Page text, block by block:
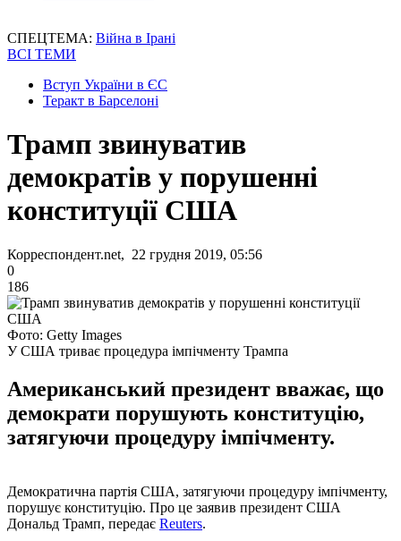
СПЕЦТЕМА: Війна в Ірані
ВСІ ТЕМИ
Вступ України в ЄС
Теракт в Барселоні
Трамп звинуватив
демократів у порушенні
конституції США
Корреспондент.net, 22 грудня 2019, 05:56
0
186
Фото: Getty Images
У США триває процедура імпічменту Трампа
Американський президент вважає, що
демократи порушують конституцію,
затягуючи процедуру імпічменту.
Демократична партія США, затягуючи процедуру імпічменту,
порушує конституцію. Про це заявив президент США
Дональд Трамп, передає Reuters.